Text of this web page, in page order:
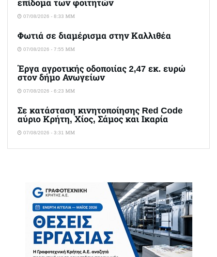
επίδομα των φοιτητών
07/08/2026 - 8:33 ΜΜ
Φωτιά σε διαμέρισμα στην Καλλιθέα
07/08/2026 - 7:55 ΜΜ
Έργα αγροτικής οδοποιίας 2,47 εκ. ευρώ
στον δήμο Ανωγείων
07/08/2026 - 6:23 ΜΜ
Σε κατάσταση κινητοποίησης Red Code
αύριο Κρήτη, Χίος, Σάμος και Ικαρία
07/08/2026 - 3:31 ΜΜ